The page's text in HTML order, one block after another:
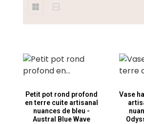
Petit pot rond profond
en terre cuite artisanal
nuances de bleu -
Austral Blue Wave
Vase